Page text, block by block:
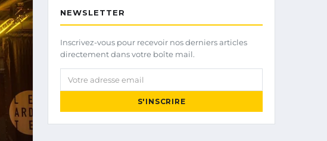
NEWSLETTER
Inscrivez-vous pour recevoir nos derniers articles
directement dans votre boîte mail.
Votre adresse email
S'INSCRIRE